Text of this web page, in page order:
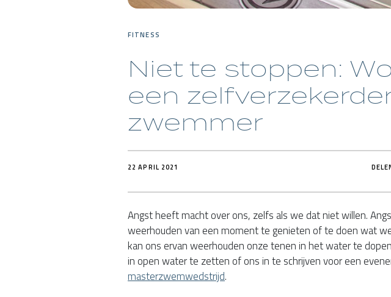
FITNESS
Niet te stoppen:
een
zwemmer
22 APRIL 2021
Angst heeft macht over ons, zelfs als we dat niet willen.
weerhouden van een moment te genieten of te doen wat
kan ons ervan weerhouden onze tenen in het water te
in open water te zetten of ons in te schrijven voor een
masterzwemwedstrijd.